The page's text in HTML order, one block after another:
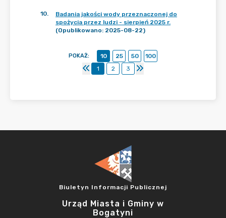
10.
Badania jakości wody przeznaczonej do
spożycia przez ludzi - sierpień 2025 r.
(Opublikowano: 2025-08-22)
POKAŻ: 10 25 50
100
1
2 3
Biuletyn Informacji Publicznej
Urząd Miasta i Gminy w
Bogatyni